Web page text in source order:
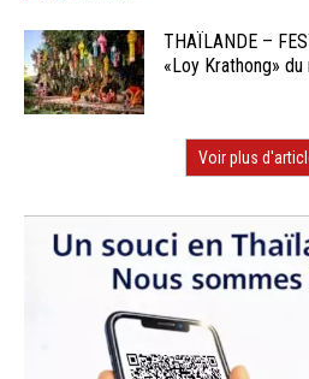
THAÏLANDE –
«Loy Krathong» du
Voir plus